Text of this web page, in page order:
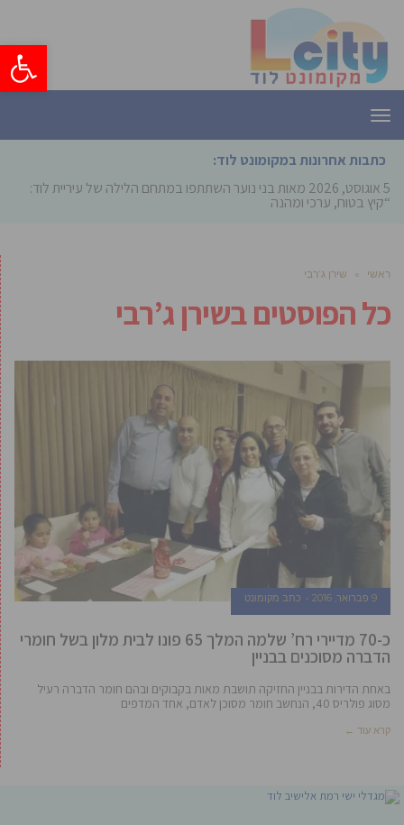
פתח
תפריט
כתבות אחרונות במקומונט לוד:
5 אוגוסט, 2026
מאות בני נוער השתתפו במתחם הלילה של עיריית לוד:
“קיץ בטוח, ערכי ומהנה”
ראשי » שירן ג’רבי
כל הפוסטים בשירן ג’רבי
9 פברואר, 2016 כתב מקומונט
כ-70 מדיירי רח’ שלמה המלך 65 פונו לבית מלון בשל חומרי
הדברה מסוכנים בבניין
באחת הדירות בבניין החזיקה תושבת מאות בקבוקים ובהם חומר הדברה רעיל
מסוג פולריס 40, הנחשב חומר מסוכן לאדם, אחד המדפים
קרא עוד ←